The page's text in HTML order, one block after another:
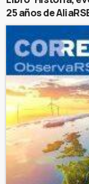
25 años de